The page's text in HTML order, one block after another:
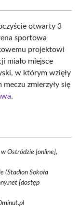
otwarty 3
sportowa
projektowi
miało miejsce
w którym wzięły
meczu zmierzyły się
.
Ostródzie [online],
(Stadion Sokoła
[dostęp